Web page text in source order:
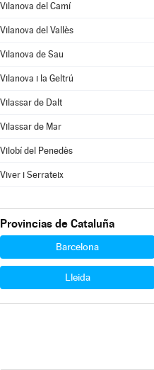
Vilanova del Camí
Vilanova del Vallès
Vilanova de Sau
Vilanova i la Geltrú
Vilassar de Dalt
Vilassar de Mar
Vilobí del Penedès
Viver i Serrateix
Provincias de Cataluña
Barcelona
Lleida